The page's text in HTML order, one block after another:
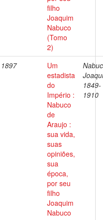
filho
Joaquim
Nabuco
(Tomo
2)
1897
Um
estadista
do
Império :
Nabuco
de
Araujo :
sua vida,
suas
opiniões,
sua
época,
por seu
filho
Joaquim
Nabuco
1849-
1910